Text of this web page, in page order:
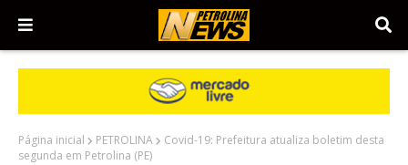
Página inicial PETROLINA
Covid-19: Prefeitura atualiza boletim desta
segunda em Petrolina (PE)